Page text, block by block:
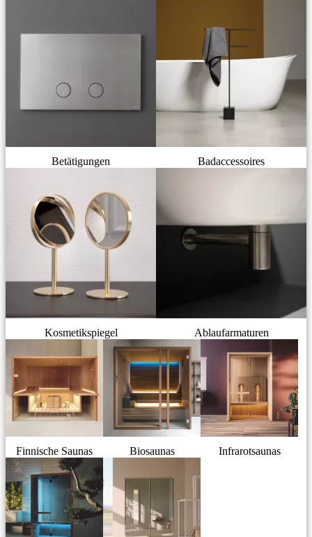
Betätigungen Badaccessoires
Kosmetikspiegel Ablaufarmaturen
Finnische Saunas Biosaunas Infrarotsaunas